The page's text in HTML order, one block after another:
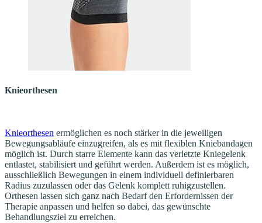
Knieorthesen
Knieorthesen ermöglichen es noch stärker in die jeweiligen
Bewegungsabläufe einzugreifen, als es mit flexiblen Kniebandagen
möglich ist. Durch starre Elemente kann das verletzte Kniegelenk
entlastet, stabilisiert und geführt werden. Außerdem ist es möglich,
ausschließlich Bewegungen in einem individuell definierbaren
Radius zuzulassen oder das Gelenk komplett ruhigzustellen.
Orthesen lassen sich ganz nach Bedarf den Erfordernissen der
Therapie anpassen und helfen so dabei, das gewünschte
Behandlungsziel zu erreichen.